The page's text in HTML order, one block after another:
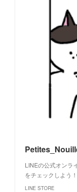
LINEの公式オンラ
をチェックしよう！
LINE STORE